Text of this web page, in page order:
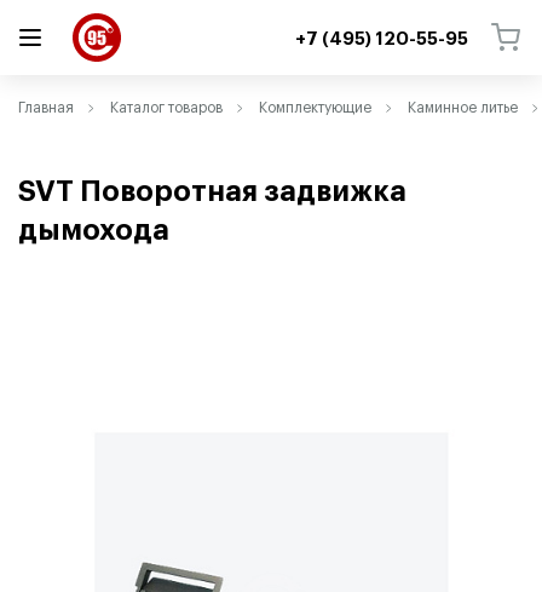
+7 (495) 120-55-95
Главная Каталог товаров Комплектующие Каминное литье
SVT Поворотная задвижка
дымохода
ВЕРНУТЬСЯ
ВЕРНУТЬСЯ